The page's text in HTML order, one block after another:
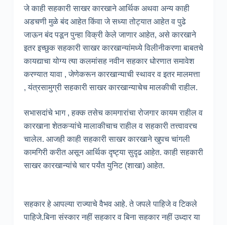
जे काही सहकारी साखर कारखाने आर्थिक अथवा अन्य काही
अडचणी मुळे बंद आहेत किंवा जे सध्या तोट्यात आहेत व पुढे
जाऊन बंद पडून पुन्हा विक्री केले जाणार आहेत, असे कारखाने
इतर इच्छुक सहकारी साखर कारखान्यांमध्ये विलीनीकरणा बाबतचे
कायद्याचा योग्य त्या कलमांसह नवीन सहकार धोरणात समावेश
करण्यात यावा , जेणेकरून कारखान्याची स्थावर व इतर मालमत्ता
, यंत्रसामुग्री सहकारी साखर कारखान्याचेच मालकीची राहील.
सभासदांचे भाग , हक्क तसेच कामगारांचा रोजगार कायम राहील व
कारखाना शेतकऱ्यांचे मालाकीचाच राहील व सहकारी तत्त्वावरच
चालेल. आजही काही सहकारी साखर कारखाने खुपच चांगली
कामगिरी करीत असून आर्थिक दृष्ट्या सुदृढ आहेत. काही सहकारी
साखर कारखान्यांचे चार पर्यंत युनिट (शाखा) आहेत.
सहकार हे आपल्या राज्याचे वैभव आहे. ते जपले पाहिजे व टिकले
पाहिजे.बिना संस्कार नहीं सहकार व बिना सहकार नहीं उध्दार या